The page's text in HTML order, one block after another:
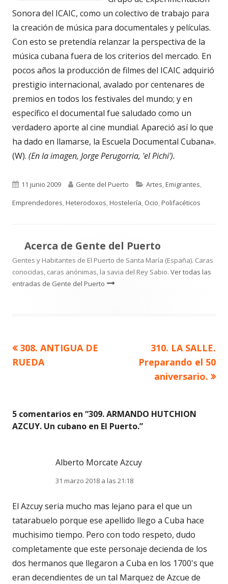
Sonora del ICAIC, como un colectivo de trabajo para
la creación de música para documentales y películas.
Con esto se pretendía relanzar la perspectiva de la
música cubana fuera de los criterios del mercado. En
pocos años la producción de filmes del ICAIC adquirió
prestigio internacional, avalado por centenares de
premios en todos los festivales del mundo; y en
específico el documental fue saludado como un
verdadero aporte al cine mundial. Apareció así lo que
ha dado en llamarse, la Escuela Documental Cubana».
(W). (En la imagen, Jorge Perugorria, 'el Pichi').
Publicado
el
11 junio 2009 Autor
Gente del Puerto Categorías
Artes,Emigrantes,
Emprendedores,Heterodoxos,Hostelería, Ocio,Polifacéticos
Acerca de Gente del Puerto
Gentes y Habitantes de El Puerto de Santa María (España). Caras
conocidas, caras anónimas, la savia del Rey Sabio. Ver todas las
entradas de Gente del Puerto
Navegación
Artículo
anterior
308. ANTIGUA DE
RUEDA
Artículo
siguiente
310. LA SALLE.
Preparando el 50
aniversario.
5 comentarios en “309. ARMANDO HUTCHION
AZCUY. Un cubano en El Puerto.”
Alberto Morcate Azcuy
31 marzo 2018 a las 21:18
El Azcuy seria mucho mas lejano para el que un
tatarabuelo porque ese apellido llego a Cuba hace
muchisimo tiempo. Pero con todo respeto, dudo
completamente que este personaje decienda de los
dos hermanos que llegaron a Cuba en los 1700's que
eran decendientes de un tal Marquez de Azcue de